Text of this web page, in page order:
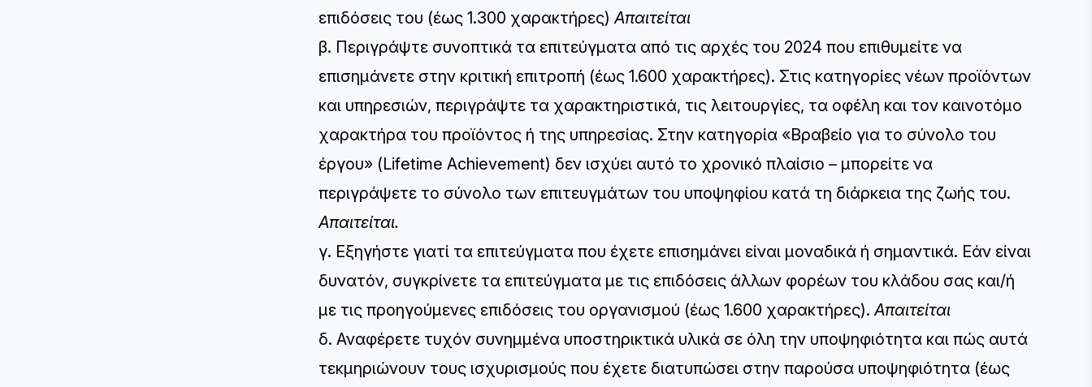
επιδόσεις του (έως 1.300 χαρακτήρες)Απαιτείται
β. Περιγράψτε συνοπτικά τα επιτεύγματα από τις αρχές του 2024 που επιθυμείτε να
επισημάνετε στην κριτική επιτροπή (έως 1.600 χαρακτήρες). ​​Στις κατηγορίες νέων προϊόντων
και υπηρεσιών, περιγράψτε τα χαρακτηριστικά, τις λειτουργίες, τα οφέλη και τον καινοτόμο
χαρακτήρα του προϊόντος ή της υπηρεσίας. Στην κατηγορία «Βραβείο για το σύνολο του
έργου» (Lifetime Achievement) δεν ισχύει αυτό το χρονικό πλαίσιο – μπορείτε να
περιγράψετε το σύνολο των επιτευγμάτων του υποψηφίου κατά τη διάρκεια της ζωής του.
Απαιτείται.
γ. Εξηγήστε γιατί τα επιτεύγματα που έχετε επισημάνει είναι μοναδικά ή σημαντικά. Εάν είναι
δυνατόν, συγκρίνετε τα επιτεύγματα με τις επιδόσεις άλλων φορέων του κλάδου σας και/ή
με τις προηγούμενες επιδόσεις του οργανισμού (έως 1.600 χαρακτήρες).Απαιτείται
δ. Αναφέρετε τυχόν συνημμένα υποστηρικτικά υλικά σε όλη την υποψηφιότητα και πώς αυτά
τεκμηριώνουν τους ισχυρισμούς που έχετε διατυπώσει στην παρούσα υποψηφιότητα (έως